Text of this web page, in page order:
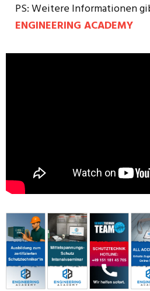
PS: Weitere Informationen
ENGINEERING ACADEMY